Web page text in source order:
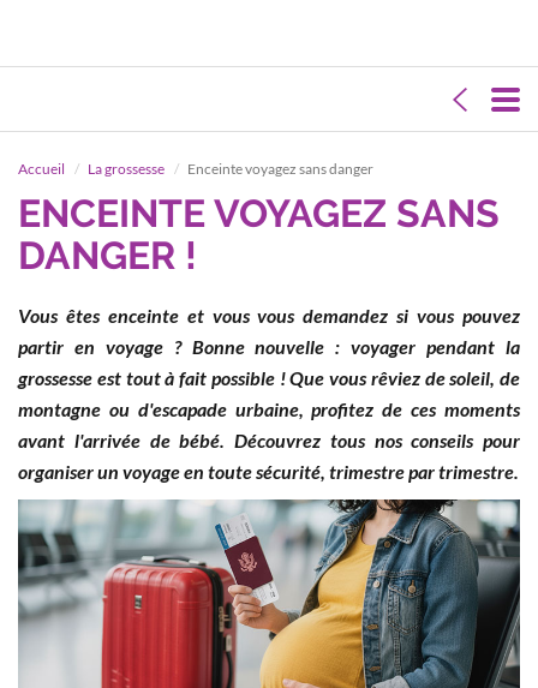
Accueil La grossesse Enceinte voyagez sans danger
ENCEINTE VOYAGEZ SANS
DANGER !
Vous êtes enceinte et vous vous demandez si vous pouvez
partir en voyage ? Bonne nouvelle : voyager pendant la
grossesse est tout à fait possible ! Que vous rêviez de soleil, de
montagne ou d'escapade urbaine, profitez de ces moments
avant l'arrivée de bébé. Découvrez tous nos conseils pour
organiser un voyage en toute sécurité, trimestre par trimestre.